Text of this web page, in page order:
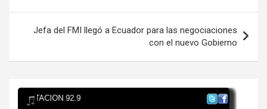
entradas
Jefa del FMI llegó a Ecuador para las negociaciones
con el nuevo Gobierno